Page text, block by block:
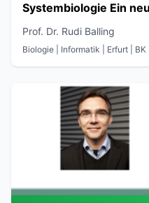
Systembiologie Ein
Prof. Dr. Rudi Balling
Biologie | Informatik | Erfurt | BK